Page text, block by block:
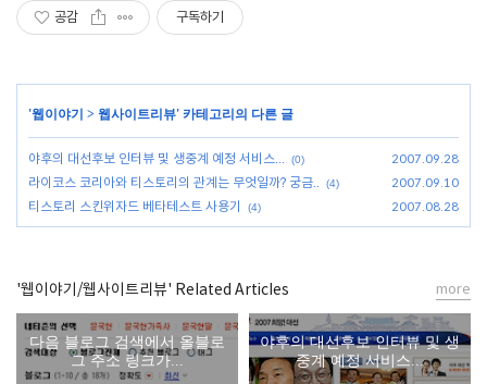
공감 구독하기
'웹이야기 > 웹사이트리뷰' 카테고리의 다른 글
야후의 대선후보 인터뷰 및 생중계 예정 서비스... (0) 2007.09.28
라이코스 코리아와 티스토리의 관계는 무엇일까? 궁금.. (4) 2007.09.10
티스토리 스킨위자드 베타테스트 사용기 (4) 2007.08.28
'웹이야기/웹사이트리뷰' Related Articles
다음 블로그 검색에서 올블로
그 주소 링크가...
야후의 대선후보 인터뷰 및 생
중계 예정 서비스...
more